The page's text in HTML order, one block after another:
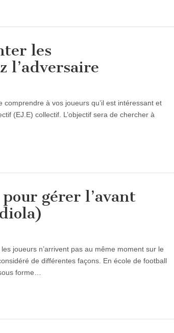
les
l’adversaire
à vos joueurs qu’il est intéressant et
(EJ.E) collectif. L’objectif sera de chercher à
gérer l’avant
joueurs n’arrivent pas au même moment sur le
de différentes façons. En école de football
forme…